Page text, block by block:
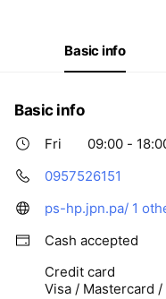
09:00 - 18:00
Basic info
Basic info
Fri
09:00 -
0957526151
ps-hp.jpn.pa/ 1
Cash accepted
Credit card
Visa / Mastercard /